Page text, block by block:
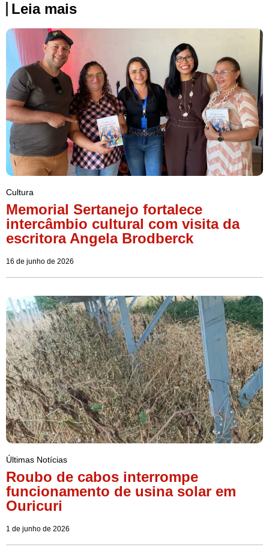
Leia mais
Cultura
Memorial Sertanejo fortalece
intercâmbio cultural com visita da
escritora Angela Brodberck
16 de junho de 2026
Últimas Notícias
Roubo de cabos interrompe
funcionamento de usina solar em
Ouricuri
1 de junho de 2026